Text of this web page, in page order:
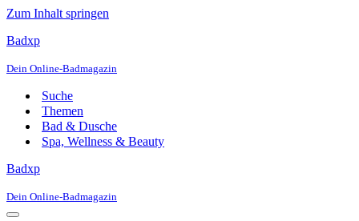
Zum Inhalt springen
Badxp
Dein Online-Badmagazin
Suche
Themen
Bad & Dusche
Spa, Wellness & Beauty
Badxp
Dein Online-Badmagazin